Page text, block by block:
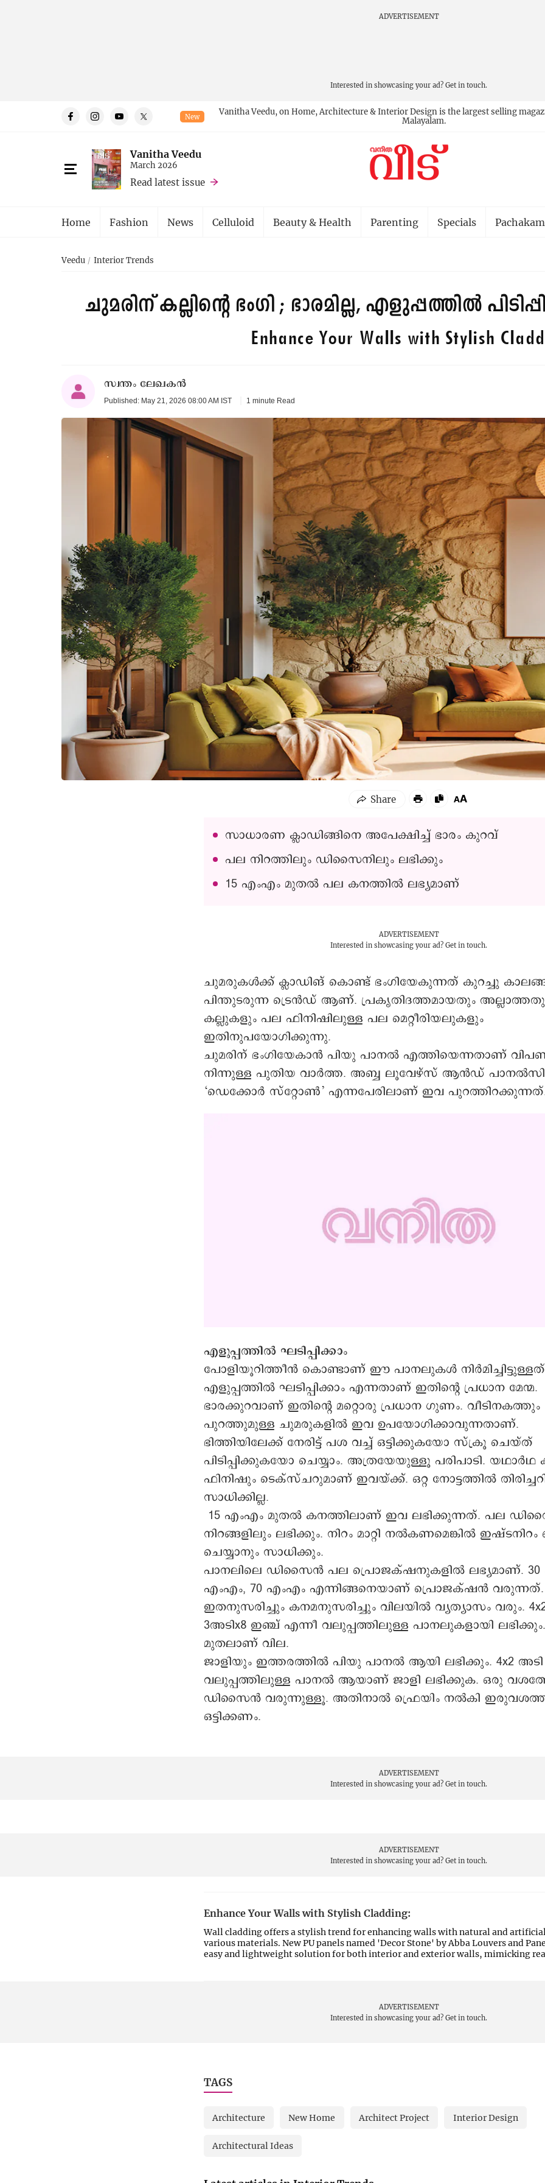
ADVERTISEMENT
Interested in showcasing your ad? Get in touch.
New
Vanitha Veedu, on Home, Architecture & Interior Design is the largest selling
Malayalam.
Vanitha Veedu
March 2026
Read latest issue
Home Fashion News Celluloid Beauty & Health Parenting Specials Pachakam
Veedu Interior Trends
ചുമരിന് കല്ലിന്റെ ഭംഗി ; ഭാരമില്ല, എളുപ്പത്തിൽ
Enhance Your Walls with Stylish
സ്വന്തം ലേഖകൻ
Published: May 21, 2026 08:00 AM IST 1 minute Read
സാധാരണ ക്ലാഡിങ്ങിനെ അപേക്ഷിച്ച് ഭാരം കുറവ്
പല നിറത്തിലും ഡിസൈനിലും ലഭിക്കും
15 എംഎം മുതൽ പല കനത്തിൽ ലഭ്യമാണ്
ADVERTISEMENT
Interested in showcasing your ad? Get in touch.
ചുമരുകൾക്ക് ക്ലാഡിങ് കൊണ്ട് ഭംഗിയേകുന്നത് കുറച്ചു
പിന്തുടരുന്ന ട്രെൻഡ് ആണ്. പ്രകൃതിദത്തമായതും
കല്ലുകളും പല ഫിനിഷിലുള്ള പല മെറ്റീരിയലുകളും
ഇതിനുപയോഗിക്കുന്നു.
ചുമരിന് ഭംഗിയേകാൻ പിയു പാനൽ എത്തിയെന്നതാണ്
നിന്നുള്ള പുതിയ വാർത്ത. അബ്ബ ലൂവേഴ്സ് ആൻഡ്
‘ഡെക്കോർ സ്റ്റോൺ’ എന്നപേരിലാണ് ഇവ
എളുപ്പത്തിൽ ഘടിപ്പിക്കാം
പോളിയൂറിത്തീൻ കൊണ്ടാണ് ഈ പാനലുകൾ
എളുപ്പത്തിൽ ഘടിപ്പിക്കാം എന്നതാണ് ഇതിന്റെ പ്രധാന മേന്മ.
ഭാരക്കുറവാണ് ഇതിന്റെ മറ്റൊരു പ്രധാന ഗുണം. വീടിനകത്തും
പുറത്തുമുള്ള ചുമരുകളിൽ ഇവ ഉപയോഗിക്കാവുന്നതാണ്.
ഭിത്തിയിലേക്ക് നേരിട്ട് പശ വച്ച് ഒട്ടിക്കുകയോ സ്ക്രൂ ചെയ്ത്
പിടിപ്പിക്കുകയോ ചെയ്യാം. അത്രയേയുള്ളൂ പരിപാടി. യഥാർഥ
ഫിനിഷും ടെക്സ്ചറുമാണ് ഇവയ്ക്ക്. ഒറ്റ നോട്ടത്തിൽ
സാധിക്കില്ല.
15 എംഎം മുതൽ കനത്തിലാണ് ഇവ ലഭിക്കുന്നത്. പല
പാനലിലെ ഡിസൈൻ പല പ്രൊജക്‌ഷനുകളിൽ ലഭ്യമാണ്. 30
എംഎം, 70 എംഎം എന്നിങ്ങനെയാണ് പ്രൊജക്‌ഷൻ വരുന്നത്.
ജാളിയും ഇത്തരത്തില്‍ പിയു പാനൽ ആയി ലഭിക്കും. 4x2 അടി
ഒട്ടിക്കണം.
various materials. New PU panels named 'Decor Stone' by Abba Louvers and
easy and lightweight solution for both interior and exterior walls, mimicking